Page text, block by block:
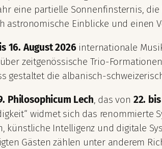
eine partielle Sonnenfinsternis,
Einblicke und einen
16. August 2026internationale
zeitgenössische Trio-
gestaltet die albanisch-
Philosophicum Lech, das von 22.
widmet sich das renommierte
Intelligenz und digitale
Gästen zählen unter anderem